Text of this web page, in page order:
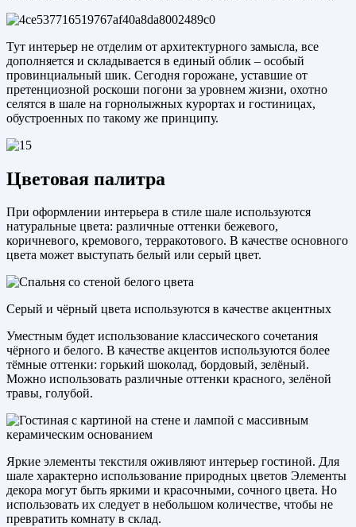
Тут интерьер не отделим от архитектурного замысла, все
дополняется и складывается в единый облик – особый
провинциальный шик. Сегодня горожане, уставшие от
претенциозной роскоши погони за уровнем жизни, охотно
селятся в шале на горнолыжных курортах и гостиницах,
обустроенных по такому же принципу.
Цветовая палитра
При оформлении интерьера в стиле шале используются
натуральные цвета: различные оттенки бежевого,
коричневого, кремового, терракотового. В качестве основного
цвета может выступать белый или серый цвет.
Серый и чёрный цвета используются в качестве акцентных
Уместным будет использование классического сочетания
чёрного и белого. В качестве акцентов используются более
тёмные оттенки: горький шоколад, бордовый, зелёный.
Можно использовать различные оттенки красного, зелёной
травы, голубой.
Яркие элементы текстиля оживляют интерьер гостиной. Для
шале характерно использование природных цветов Элементы
декора могут быть яркими и красочными, сочного цвета. Но
использовать их следует в небольшом количестве, чтобы не
превратить комнату в склад.